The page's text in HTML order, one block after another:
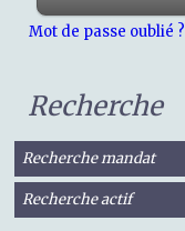
Mot de passe oublié ?
Recherche
Recherche mandat
Recherche actif